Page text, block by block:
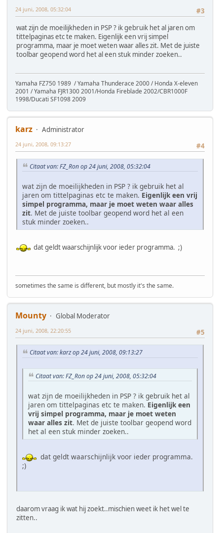
#3
24 juni, 2008, 05:32:04
wat zijn de moeilijkheden in PSP ? ik gebruik het al jaren om
tittelpaginas etc te maken. Eigenlijk een vrij simpel
programma, maar je moet weten waar alles zit. Met de juiste
toolbar geopend word het al een stuk minder zoeken..
Yamaha FZ750 1989 / Yamaha Thunderace 2000 / Honda X-eleven
2001 / Yamaha FJR1300 2001/Honda Fireblade 2002/CBR1000F
1998/Ducati SF1098 2009
karz
Administrator
#4
24 juni, 2008, 09:13:27
Citaat van: FZ_Ron op 24 juni, 2008, 05:32:04
wat zijn de moeilijkheden in PSP ? ik gebruik het al
jaren om tittelpaginas etc te maken. Eigenlijk een vrij
simpel programma, maar je moet weten waar alles
zit. Met de juiste toolbar geopend word het al een
stuk minder zoeken..
dat geldt waarschijnlijk voor ieder programma. ;)
sometimes the same is different, but mostly it's the same.
Mounty
Global Moderator
#5
24 juni, 2008, 22:20:55
Citaat van: karz op 24 juni, 2008, 09:13:27
Citaat van: FZ_Ron op 24 juni, 2008, 05:32:04
wat zijn de moeilijkheden in PSP ? ik gebruik het al
jaren om tittelpaginas etc te maken. Eigenlijk een
vrij simpel programma, maar je moet weten
waar alles zit. Met de juiste toolbar geopend word
het al een stuk minder zoeken..
dat geldt waarschijnlijk voor ieder programma.
;)
daarom vraag ik wat hij zoekt..mischien weet ik het wel te
zitten..